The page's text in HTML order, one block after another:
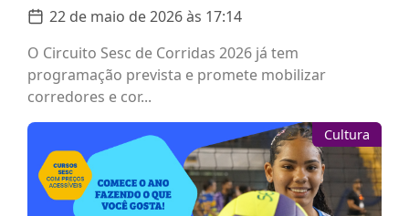
22 de maio de 2026 às 17:14
O Circuito Sesc de Corridas 2026 já tem
programação prevista e promete mobilizar
corredores e cor...
Cultura